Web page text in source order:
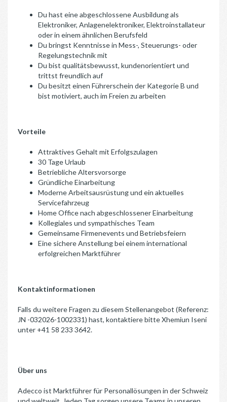
Du hast eine abgeschlossene Ausbildung als
Elektroniker, Anlagenelektroniker, Elektroinstallateur
oder in einem ähnlichen Berufsfeld
Du bringst Kenntnisse in Mess-, Steuerungs- oder
Regelungstechnik mit
Du bist qualitätsbewusst, kundenorientiert und
trittst freundlich auf
Du besitzt einen Führerschein der Kategorie B und
bist motiviert, auch im Freien zu arbeiten
Vorteile
Attraktives Gehalt mit Erfolgszulagen
30 Tage Urlaub
Betriebliche Altersvorsorge
Gründliche Einarbeitung
Moderne Arbeitsausrüstung und ein aktuelles
Servicefahrzeug
Home Office nach abgeschlossener Einarbeitung
Kollegiales und sympathisches Team
Gemeinsame Firmenevents und Betriebsfeiern
Eine sichere Anstellung bei einem international
erfolgreichen Marktführer
Kontaktinformationen
Falls du weitere Fragen zu diesem Stellenangebot (Referenz:
JN -032026-1002331) hast, kontaktiere bitte Xhemiun Iseni
unter +41 58 233 3642.
Über uns
Adecco ist Marktführer für Personallösungen in der Schweiz